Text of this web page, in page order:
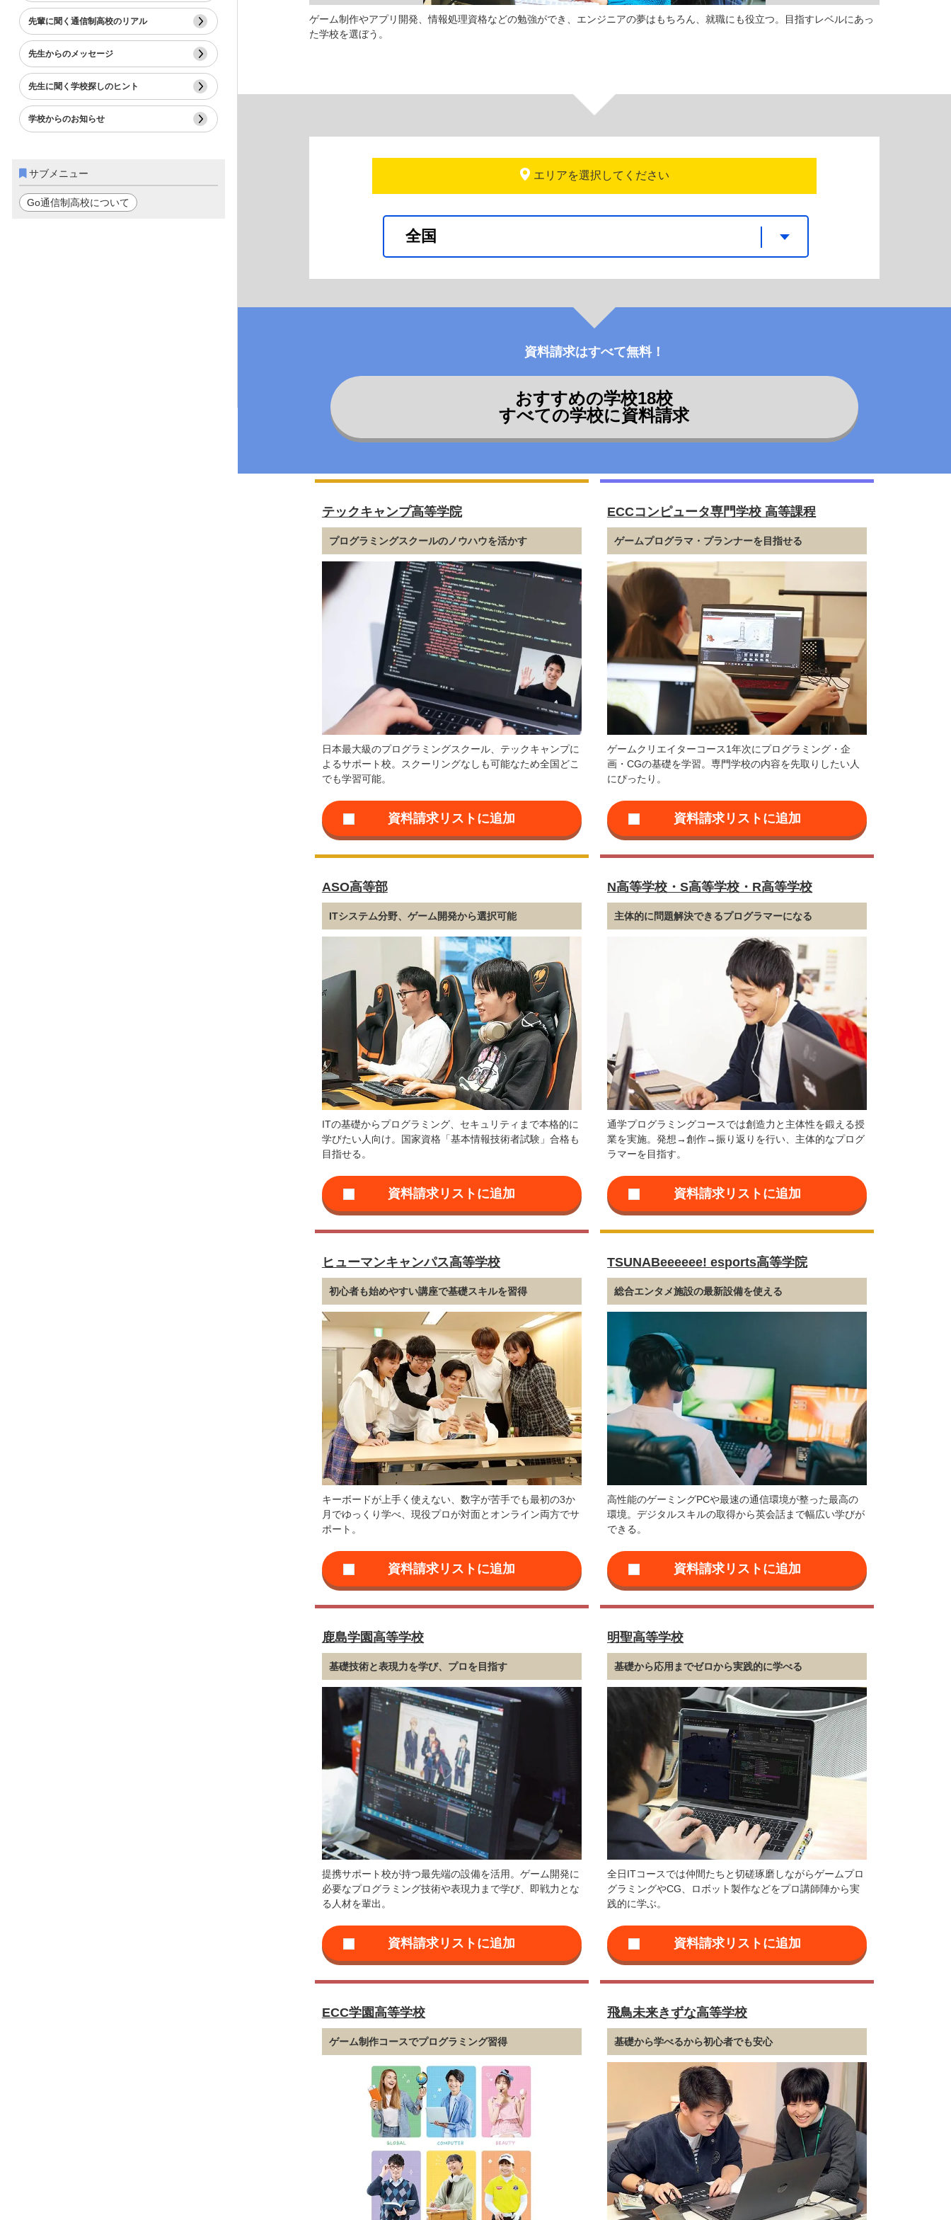
先輩に聞く通信制高校のリアル
先生からのメッセージ
先生に聞く学校探しのヒント
学校からのお知らせ
サブメニュー
Go通信制高校について
ゲーム制作やアプリ開発、情報処理資格などの勉強ができ、エンジニアの夢はもちろん、就職にも役立つ。目指すレベルにあっ
た学校を選ぼう。
エリアを選択
資料請求はすべて無料！
おすすめの学校18校
すべての学校に資料請求
テックキャンプ高等学院
プログラミングスクールのノウハウを活かす
日本最大級のプログラミングスクール、テックキャンプに
よるサポート校。スクーリングなしも可能なため全国どこ
でも学習可能。
ECCコンピュータ専門学校 高等課程
ゲームプログラマ・プランナーを目指せる
ゲームクリエイターコース1年次にプログラミング・企
画・CGの基礎を学習。専門学校の内容を先取りしたい人
にぴったり。
ASO高等部
ITシステム分野、ゲーム開発から選択可能
ITの基礎からプログラミング、セキュリティまで本格的に
学びたい人向け。国家資格「基本情報技術者試験」合格も
目指せる。
N高等学校・S高等学校・R高等学校
主体的に問題解決できるプログラマーになる
通学プログラミングコースでは創造力と主体性を鍛える授
業を実施。発想→創作→振り返りを行い、主体的なプログ
ラマーを目指す。
ヒューマンキャンパス高等学校
初心者も始めやすい講座で基礎スキルを習得
キーボードが上手く使えない、数字が苦手でも最初の3か
月でゆっくり学べ、現役プロが対面とオンライン両方でサ
ポート。
TSUNABeeeeee! esports高等学院
総合エンタメ施設の最新設備を使える
高性能のゲーミングPCや最速の通信環境が整った最高の
環境。デジタルスキルの取得から英会話まで幅広い学びが
できる。
鹿島学園高等学校
基礎技術と表現力を学び、プロを目指す
提携サポート校が持つ最先端の設備を活用。ゲーム開発に
必要なプログラミング技術や表現力まで学び、即戦力とな
る人材を輩出。
明聖高等学校
基礎から応用までゼロから実践的に学べる
全日ITコースでは仲間たちと切磋琢磨しながらゲームプロ
グラミングやCG、ロボット製作などをプロ講師陣から実
践的に学ぶ。
ECC学園高等学校
ゲーム制作コースでプログラミング習得
飛鳥未来きずな高等学校
基礎から学べるから初心者でも安心